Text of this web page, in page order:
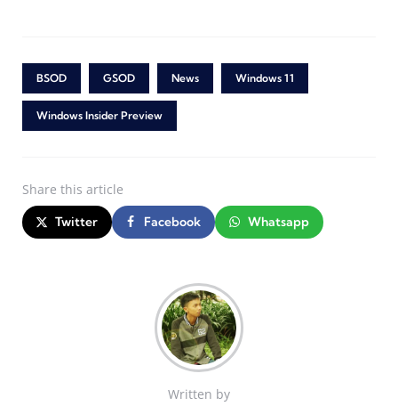
BSOD GSOD News Windows 11
Windows Insider Preview
Share this article
Twitter Facebook Whatsapp
Written by